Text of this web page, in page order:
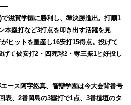
滋賀学園に勝利し、準決勝進出。打順1
本塁打など3打点を叩き出す活躍を見
ヒットを量産し16安打15得点。投げて
げて被安打2・四死球2・奪三振1と好投し
ース阿字悠真、智辯学園は今大会背番号
表、2番岡島の3塁打で1点、3番植垣のタ